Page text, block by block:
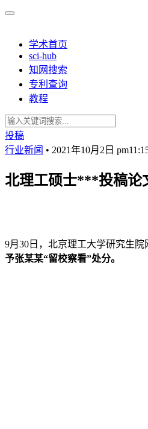
学术首页
sci-hub
知网搜索
专利查询
教程
投稿
行业新闻 • 2021年10月2日
北理工硕士***投稿论
9月30日，北京理工大学研究生
予张某某“留校察看”处分。